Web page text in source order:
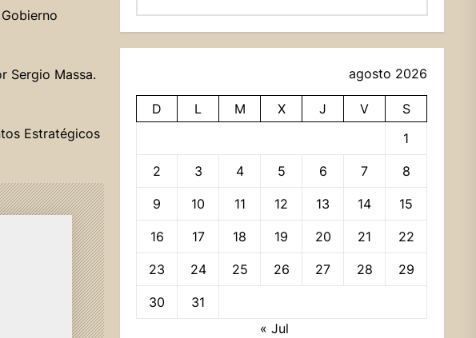
Sergio Massa.
Estratégicos
agosto 2026
D L M X J V
S
1
2 3 4 5 6 7 8
9 10 11 12 13 14 15
16 17 18 19 20 21 22
23 24 25 26 27 28 29
30
31
« Jul